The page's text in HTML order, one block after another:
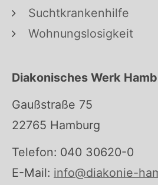
Suchtkrankenhilfe
Wohnungslosigkeit
Diakonisches Werk
Gaußstraße 75
22765 Hamburg
Telefon: 040 30620-0
E-Mail: info@diakonie-